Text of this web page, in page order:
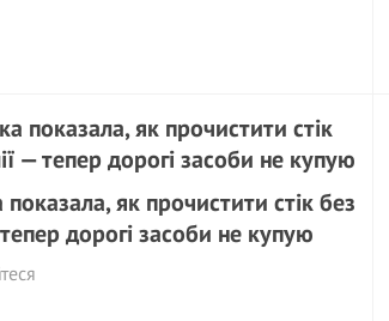
показала, як прочистити стік без
тепер дорогі засоби не купую